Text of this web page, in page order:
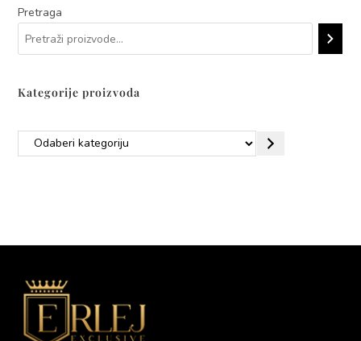
Pretraga
Kategorije proizvoda